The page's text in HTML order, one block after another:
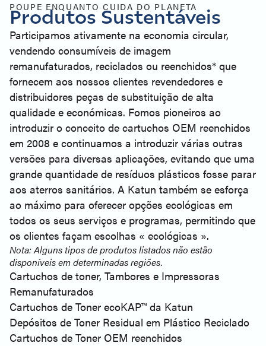
POUPE ENQUANTO CUIDA DO PLANETA
Produtos Sustentáveis
Participamos ativamente na economia circular,
vendendo consumíveis de imagem
remanufaturados, reciclados ou reenchidos* que
fornecem aos nossos clientes revendedores e
distribuidores peças de substituição de alta
qualidade e económicas. Fomos pioneiros ao
introduzir o conceito de cartuchos OEM reenchidos
em 2008 e continuamos a introduzir várias outras
versões para diversas aplicações, evitando que uma
grande quantidade de resíduos plásticos fosse parar
aos aterros sanitários. A Katun também se esforça
ao máximo para oferecer opções ecológicas em
todos os seus serviços e programas, permitindo que
os clientes façam escolhas « ecológicas ».
Nota: Alguns tipos de produtos listados não estão
disponíveis em determinadas regiões.
Cartuchos de toner, Tambores e Impressoras
Remanufaturados
Cartuchos de Toner ecoKAP™ da Katun
Depósitos de Toner Residual em Plástico Reciclado
Cartuchos de Toner OEM reenchidos